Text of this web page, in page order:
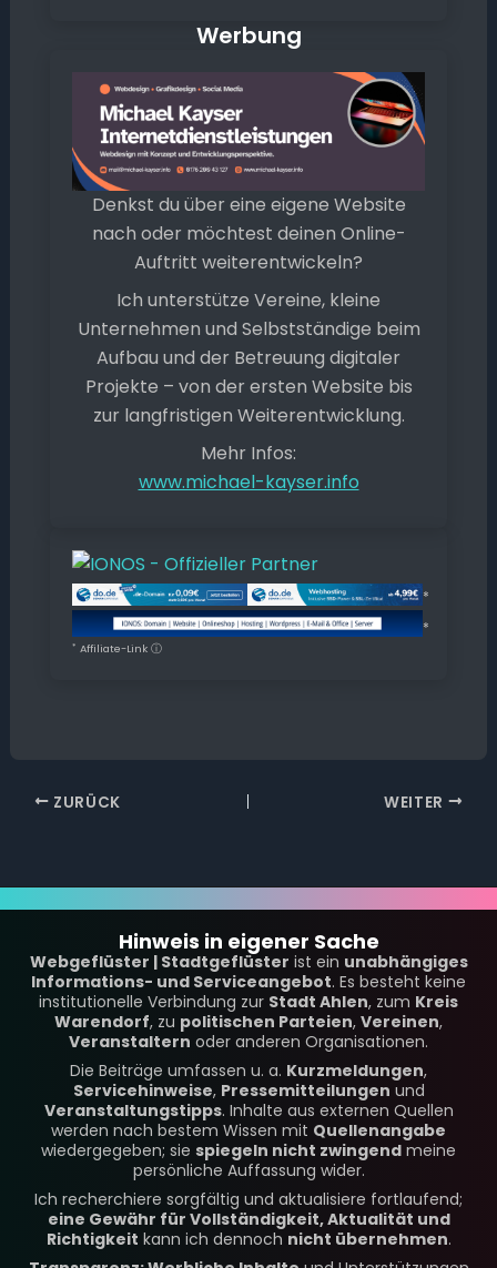
Werbung
Denkst du über eine eigene Website
nach oder möchtest deinen Online-
Auftritt weiterentwickeln?
Ich unterstütze Vereine, kleine
Unternehmen und Selbstständige beim
Aufbau und der Betreuung digitaler
Projekte – von der ersten Website bis
zur langfristigen Weiterentwicklung.
Mehr Infos:
www.michael-kayser.info
*
*
* Affiliate-Link ⓘ
ZURÜCK WEITER
Hinweis in eigener Sache
Webgeflüster | Stadtgeflüster ist ein unabhängiges
Informations- und Serviceangebot. Es besteht keine
institutionelle Verbindung zur Stadt Ahlen, zum Kreis
Warendorf, zu politischen Parteien, Vereinen,
Veranstaltern oder anderen Organisationen.
Die Beiträge umfassen u. a. Kurzmeldungen,
Servicehinweise, Pressemitteilungen und
Veranstaltungstipps. Inhalte aus externen Quellen
werden nach bestem Wissen mit Quellenangabe
wiedergegeben; sie spiegeln nicht zwingend meine
persönliche Auffassung wider.
Ich recherchiere sorgfältig und aktualisiere fortlaufend;
eine Gewähr für Vollständigkeit, Aktualität und
Richtigkeit kann ich dennoch nicht übernehmen.